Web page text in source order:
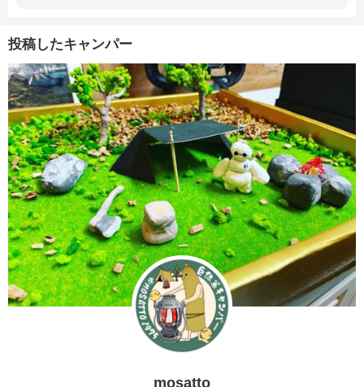
投稿したキャンパー
mosatto